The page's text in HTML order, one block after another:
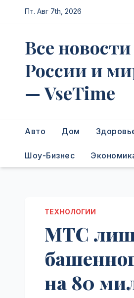
Перейти
к
Пт. Авг 7th, 2026
Все новости
России и
— VseTime
Авто Дом
Шоу-Бизнес
ТЕХНОЛОГИИ
МТС
на 80